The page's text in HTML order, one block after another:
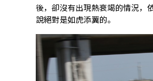
後，卻沒有出現熱衰竭的情況，
說絕對是如虎添翼的。